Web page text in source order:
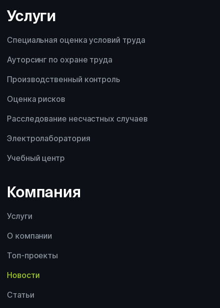
Услуги
Специальная оценка условий труда
Ауторсинг по охране труда
Производственный контроль
Оценка рисков
Расследование несчастных случаев
Электролаборатория
Учебный центр
Компания
Услуги
О компании
Топ-проекты
Новости
Статьи